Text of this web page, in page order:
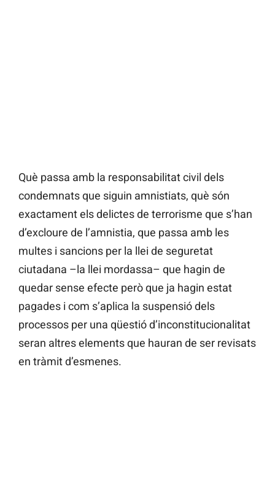
Què passa amb la responsabilitat civil dels
condemnats que siguin amnistiats, què són
exactament els delictes de terrorisme que s’han
d’excloure de l’amnistia, que passa amb les
multes i sancions per la llei de seguretat
ciutadana –la llei mordassa– que hagin de
quedar sense efecte però que ja hagin estat
pagades i com s’aplica la suspensió dels
processos per una qüestió d’inconstitucionalitat
seran altres elements que hauran de ser revisats
en tràmit d’esmenes.